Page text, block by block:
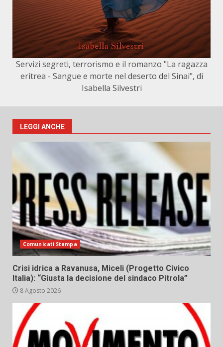
Servizi segreti, terrorismo e il romanzo "La ragazza
eritrea - Sangue e morte nel deserto del Sinai", di
Isabella Silvestri
LEGGI ANCHE
Comunicati Stampa
Crisi idrica a Ravanusa, Miceli (Progetto Civico
Italia): “Giusta la decisione del sindaco Pitrola”
8 Agosto 2026